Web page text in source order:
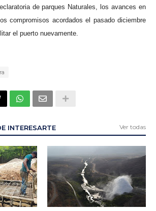
de parques Naturales, los avances en
compromisos acordados el pasado diciembre
el puerto nuevamente.
INTERESARTE Ver todas